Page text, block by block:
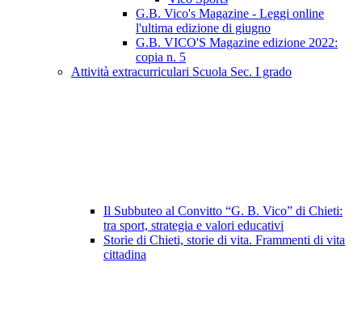
G.B. Vico's Magazine - Leggi online
l'ultima edizione di giugno
G.B. VICO'S Magazine edizione 2022:
copia n. 5
Attività extracurriculari Scuola Sec. I grado
Il Subbuteo al Convitto “G. B. Vico” di Chieti:
tra sport, strategia e valori educativi
Storie di Chieti, storie di vita. Frammenti di vita
cittadina